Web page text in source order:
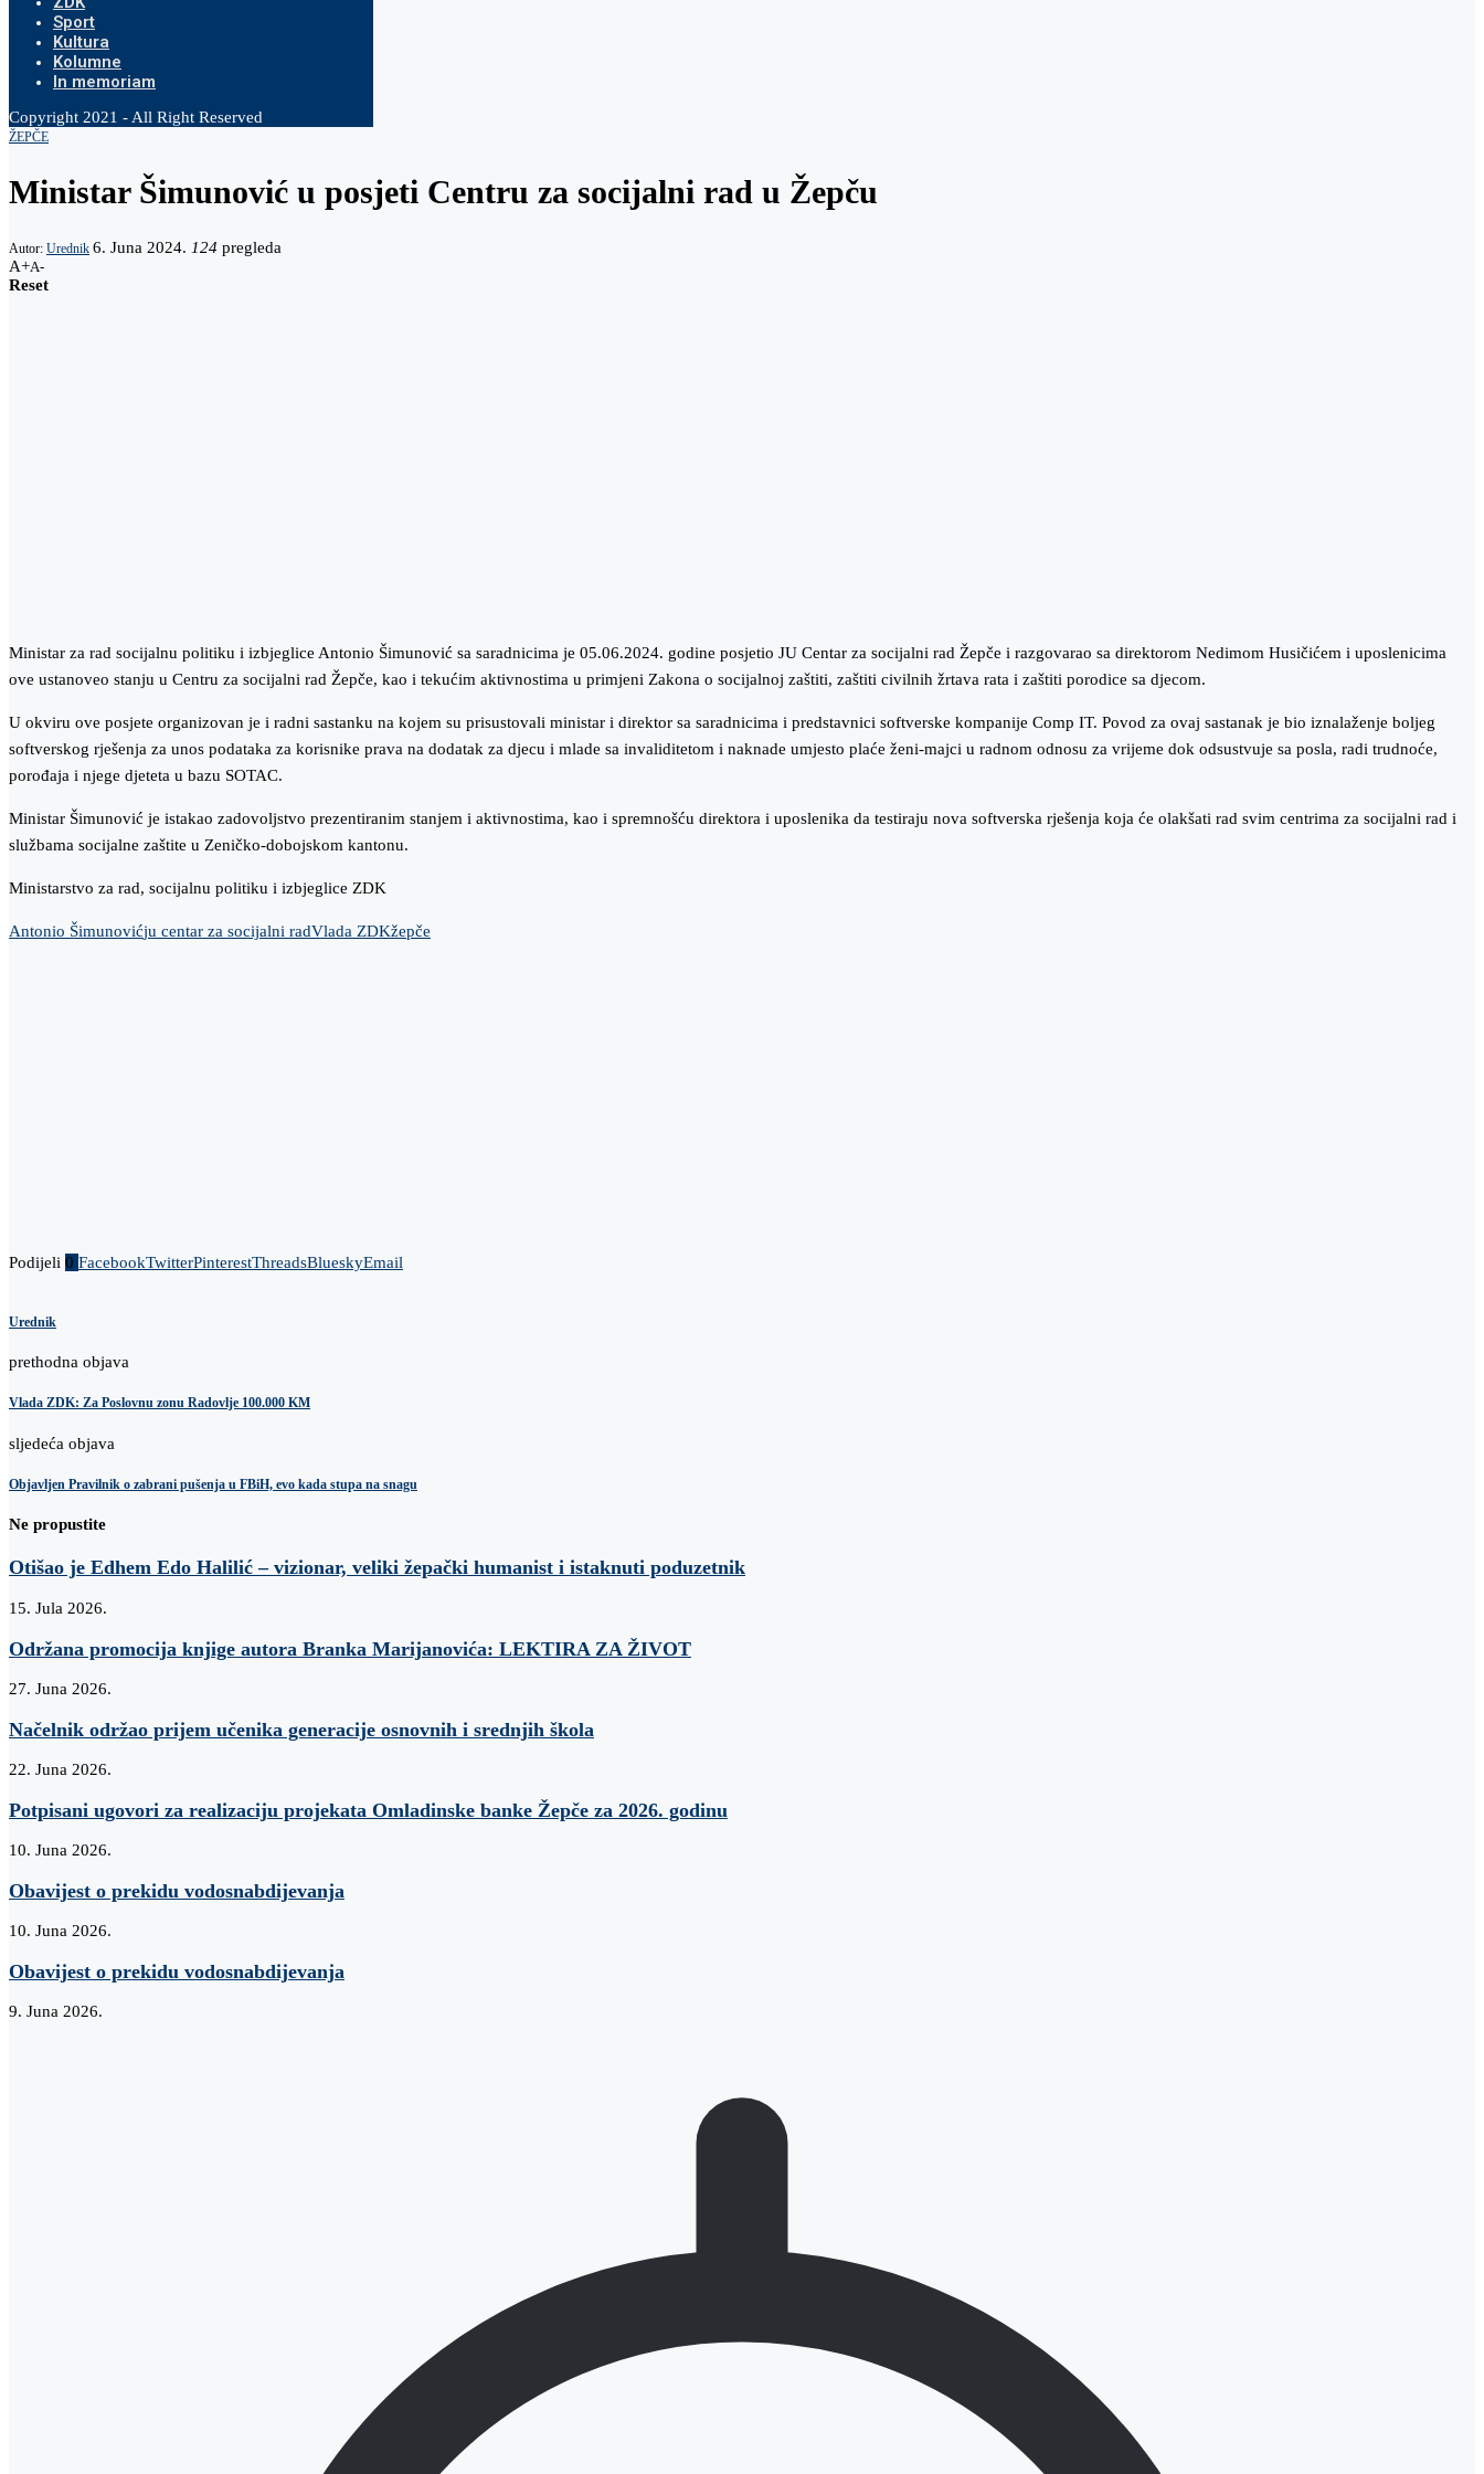
Sport
Kultura
Kolumne
In memoriam
Copyright 2021 - All Right Reserved
ŽEPČE
Ministar Šimunović u posjeti Centru za socijalni rad u Žepču
Autor: Urednik 6. Juna 2024. 124 pregleda
A+A-
Reset
Ministar za rad socijalnu politiku i izbjeglice Antonio Šimunović sa saradnicima je 05.06.2024. godine posjetio JU Centar za socijalni rad Žepče i razgovarao sa direktorom Nedimom Husičićem i uposlenicima
ove ustanoveo stanju u Centru za socijalni rad Žepče, kao i tekućim aktivnostima u primjeni Zakona o socijalnoj zaštiti, zaštiti civilnih žrtava rata i zaštiti porodice sa djecom.
U okviru ove posjete organizovan je i radni sastanku na kojem su prisustovali ministar i direktor sa saradnicima i predstavnici softverske kompanije Comp IT. Povod za ovaj sastanak je bio iznalaženje boljeg
softverskog rješenja za unos podataka za korisnike prava na dodatak za djecu i mlade sa invaliditetom i naknade umjesto plaće ženi-majci u radnom odnosu za vrijeme dok odsustvuje sa posla, radi trudnoće,
porođaja i njege djeteta u bazu SOTAC.
Ministar Šimunović je istakao zadovoljstvo prezentiranim stanjem i aktivnostima, kao i spremnošću direktora i uposlenika da testiraju nova softverska rješenja koja će olakšati rad svim centrima za socijalni rad i
službama socijalne zaštite u Zeničko-dobojskom kantonu.
Ministarstvo za rad, socijalnu politiku i izbjeglice ZDK
Antonio Šimunovićju centar za socijalni radVlada ZDKžepče
Podijeli 0 FacebookTwitterPinterestThreadsBlueskyEmail
Urednik
prethodna objava
Vlada ZDK: Za Poslovnu zonu Radovlje 100.000 KM
sljedeća objava
Objavljen Pravilnik o zabrani pušenja u FBiH, evo kada stupa na snagu
Ne propustite
Otišao je Edhem Edo Halilić – vizionar, veliki žepački humanist i istaknuti poduzetnik
15. Jula 2026.
Održana promocija knjige autora Branka Marijanovića: LEKTIRA ZA ŽIVOT
27. Juna 2026.
Načelnik održao prijem učenika generacije osnovnih i srednjih škola
22. Juna 2026.
Potpisani ugovori za realizaciju projekata Omladinske banke Žepče za 2026. godinu
10. Juna 2026.
Obavijest o prekidu vodosnabdijevanja
10. Juna 2026.
Obavijest o prekidu vodosnabdijevanja
9. Juna 2026.